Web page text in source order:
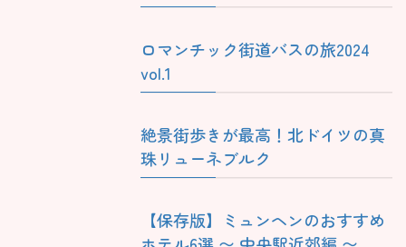
ロマンチック街道バスの旅2024
vol.1
絶景街歩きが最高！北ドイツの真
珠リューネブルク
【保存版】ミュンヘンのおすすめ